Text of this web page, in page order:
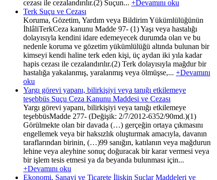
cezası ile cezalandırılır.(2) Suçun... +Devamını oku
Terk Suçu ve Cezası
Koruma, Gözetim, Yardım veya Bildirim Yükümlülüğünün
İhlâliTerkCeza kanunu Madde 97- (1) Yaşı veya hastalığı
dolayısıyla kendini idare edemeyecek durumda olan ve bu
nedenle koruma ve gözetim yükümlülüğü altında bulunan bir
kimseyi kendi haline terk eden kişi, üç aydan iki yıla kadar
hapis cezası ile cezalandırılır.(2) Terk dolayısıyla mağdur bir
hastalığa yakalanmış, yaralanmış veya ölmüşse,... +Devamını
oku
Yargı görevi yapanı, bilirkişiyi veya tanığı etkilemeye
teşebbüs Suçu Ceza Kanunu Maddesi ve Cezası
Yargı görevi yapanı, bilirkişiyi veya tanığı etkilemeye
teşebbüsMadde 277- (Değişik: 2/7/2012-6352/90md.)(1)
Görülmekte olan bir davada (…) gerçeğin ortaya çıkmasını
engellemek veya bir haksızlık oluşturmak amacıyla, davanın
taraflarından birinin, (…)99 sanığın, katılanın veya mağdurun
lehine veya aleyhine sonuç doğuracak bir karar vermesi veya
bir işlem tesis etmesi ya da beyanda bulunması için...
+Devamını oku
Ekonomi, Sanayi ve Ticarete İlişkin Suçlar Maddeleri ve